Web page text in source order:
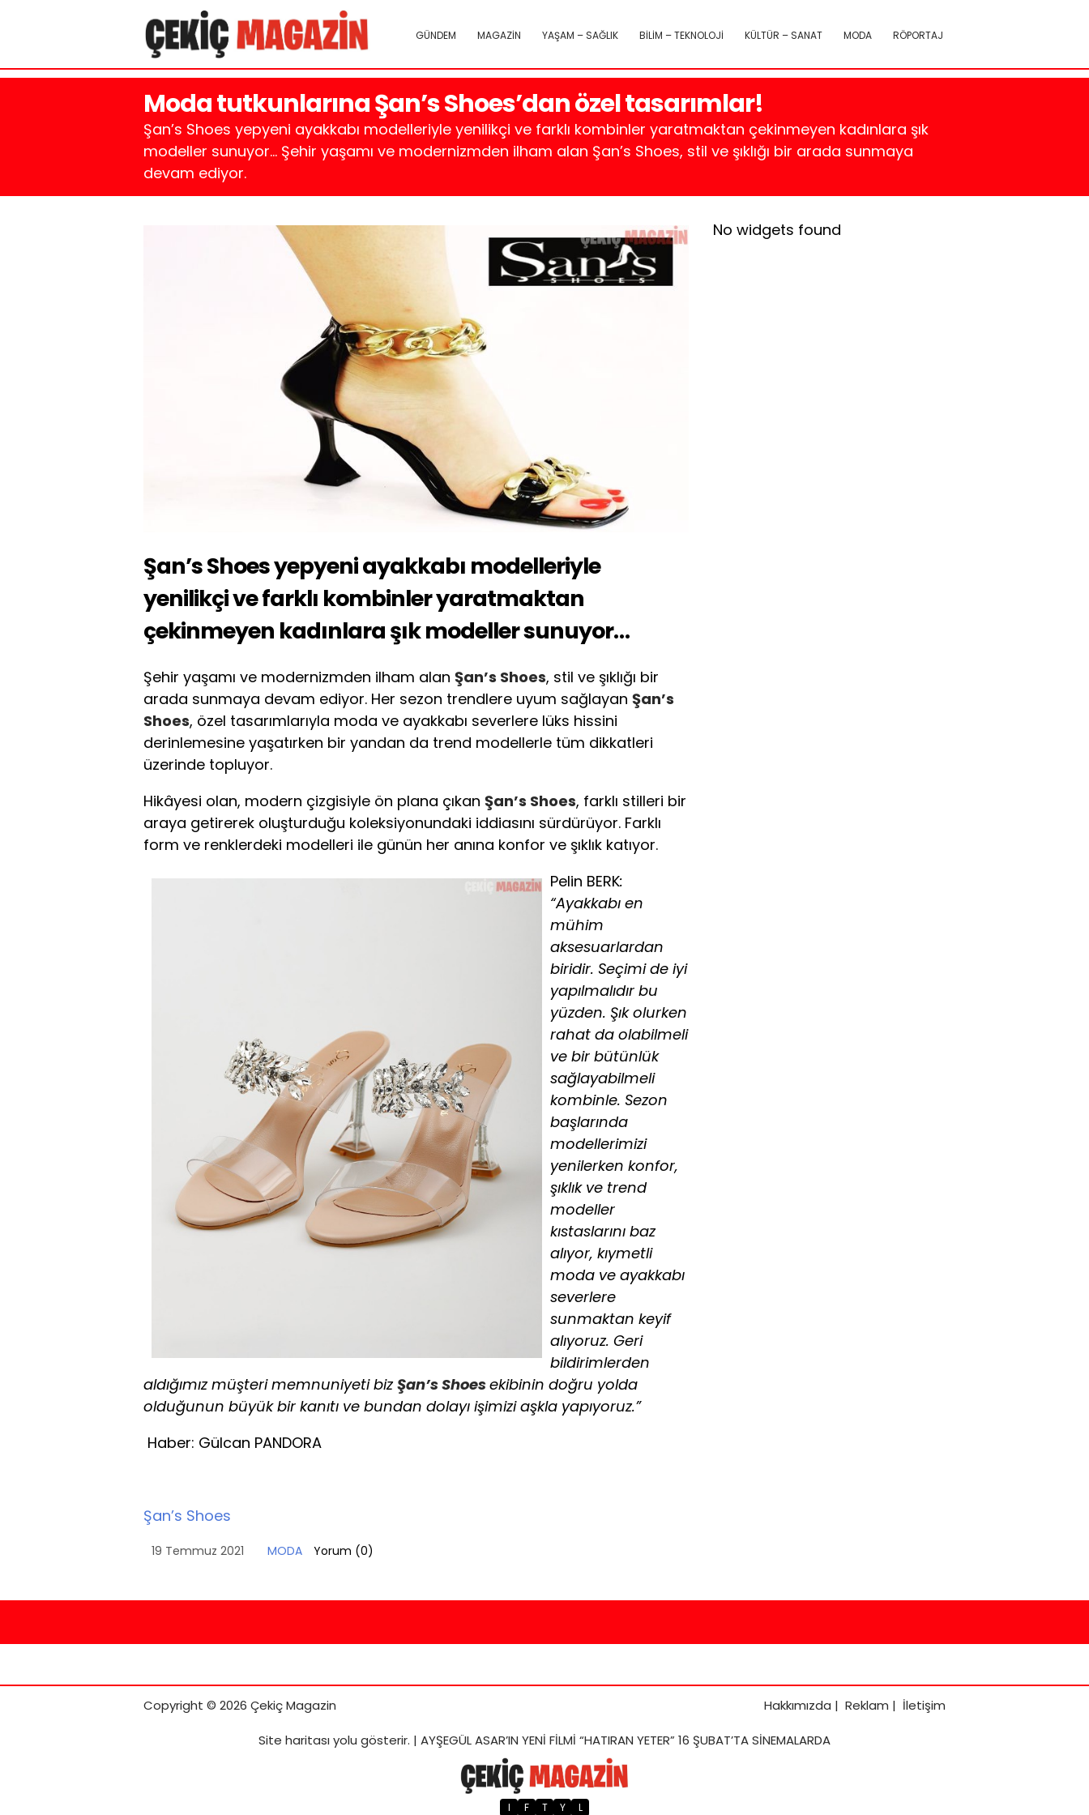
GÜNDEM MAGAZİN YAŞAM – SAĞLIK BİLİM – TEKNOLOJİ KÜLTÜR – SANAT MODA RÖPORTAJ
Moda tutkunlarına Şan’s Shoes’dan özel tasarımlar!
Şan’s Shoes yepyeni ayakkabı modelleriyle yenilikçi ve farklı kombinler yaratmaktan çekinmeyen kadınlara şık
modeller sunuyor… Şehir yaşamı ve modernizmden ilham alan Şan’s Shoes, stil ve şıklığı bir arada sunmaya
devam ediyor.
Şan’s Shoes yepyeni ayakkabı modelleriyle
yenilikçi ve farklı kombinler yaratmaktan
çekinmeyen kadınlara şık modeller sunuyor…
Şehir yaşamı ve modernizmden ilham alan Şan’s Shoes, stil ve şıklığı bir
arada sunmaya devam ediyor. Her sezon trendlere uyum sağlayan Şan’s
Shoes, özel tasarımlarıyla moda ve ayakkabı severlere lüks hissini
derinlemesine yaşatırken bir yandan da trend modellerle tüm dikkatleri
üzerinde topluyor.
Hikâyesi olan, modern çizgisiyle ön plana çıkan Şan’s Shoes, farklı stilleri bir
araya getirerek oluşturduğu koleksiyonundaki iddiasını sürdürüyor. Farklı
form ve renklerdeki modelleri ile günün her anına konfor ve şıklık katıyor.
Pelin BERK:
“Ayakkabı en
mühim
aksesuarlardan
biridir. Seçimi de iyi
yapılmalıdır bu
yüzden. Şık olurken
rahat da olabilmeli
ve bir bütünlük
sağlayabilmeli
kombinle. Sezon
başlarında
modellerimizi
yenilerken konfor,
şıklık ve trend
modeller
kıstaslarını baz
alıyor, kıymetli
moda ve ayakkabı
severlere
sunmaktan keyif
alıyoruz. Geri
bildirimlerden
aldığımız müşteri memnuniyeti bizŞan’s Shoesekibinin doğru yolda
olduğunun büyük bir kanıtı ve bundan dolayı işimizi aşkla yapıyoruz.”
Haber: Gülcan PANDORA
Şan’s Shoes
19 Temmuz 2021 MODA Yorum (0)
No widgets found
Copyright © 2026 Çekiç Magazin Hakkımızda | Reklam | İletişim
Site haritasıyolu gösterir. | AYŞEGÜL ASAR’IN YENİ FİLMİ “HATIRAN YETER” 16 ŞUBAT’TA SİNEMALARDA
I F T Y L